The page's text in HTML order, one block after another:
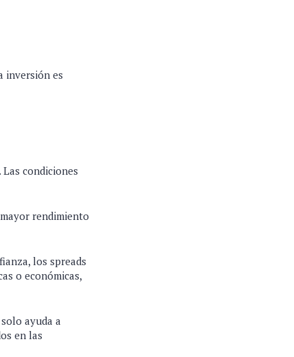
inversión es
condiciones
rendimiento
los spreads
o económicas,
ayuda a
en las